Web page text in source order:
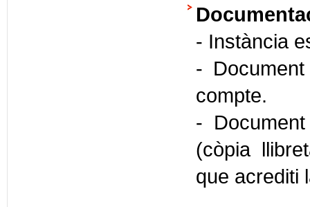
- Instància
-
compte.
-
(còpia
que acrediti